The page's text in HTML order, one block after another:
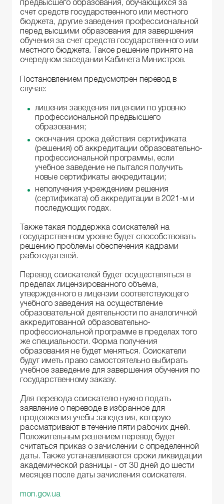
предвысшего образования, обучающихся за
счет средств государственного или местного
бюджета, другие заведения профессиональной
перед высшими образования для завершения
обучения за счет средств государственного или
местного бюджета. Такое решение принято на
очередном заседании Кабинета Министров.
Постановлением предусмотрен перевод в
случае:
лишения заведения лицензии по уровню
профессиональной предвысшего
образования;
окончания срока действия сертификата
(решения) об аккредитации образовательно-
профессиональной программы, если
учебное заведение не пытался получить
новые сертификаты аккредитации;
неполучения учреждением решения
(сертификата) об аккредитации в 2021-м и
последующих годах.
Также такая поддержка соискателей на
государственном уровне будет способствовать
решению проблемы обеспечения кадрами
работодателей.
Перевод соискателей будет осуществляться в
пределах лицензированного объема,
утвержденного в лицензии соответствующего
учебного заведения на осуществление
образовательной деятельности по аналогичной
аккредитованной образовательно-
профессиональной программе в пределах того
же специальности. Форма получения
образования не будет меняться. Соискатели
будут иметь право самостоятельно выбирать
учебное заведение для завершения обучения по
государственному заказу.
Для перевода соискателю нужно подать
заявление о переводе в избранное для
продолжения учебы заведения, которую
рассматривают в течение пяти рабочих дней.
Положительным решением перевод будет
считаться приказ о зачислении с определенной
даты. Также устанавливаются сроки ликвидации
академической разницы - от 30 дней до шести
месяцев после даты зачисления соискателя.
mon.gov.ua